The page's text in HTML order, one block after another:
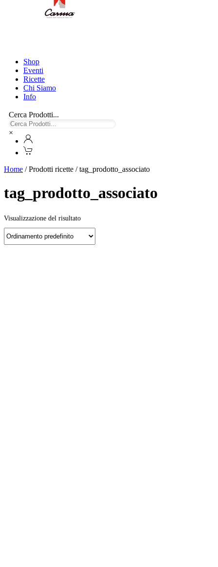
Shop
Eventi
Ricette
Chi Siamo
Info
Cerca Prodotti...
×
Home / Prodotti ricette / tag_prodotto_associato
tag_prodotto_associato
Visualizzazione del risultato